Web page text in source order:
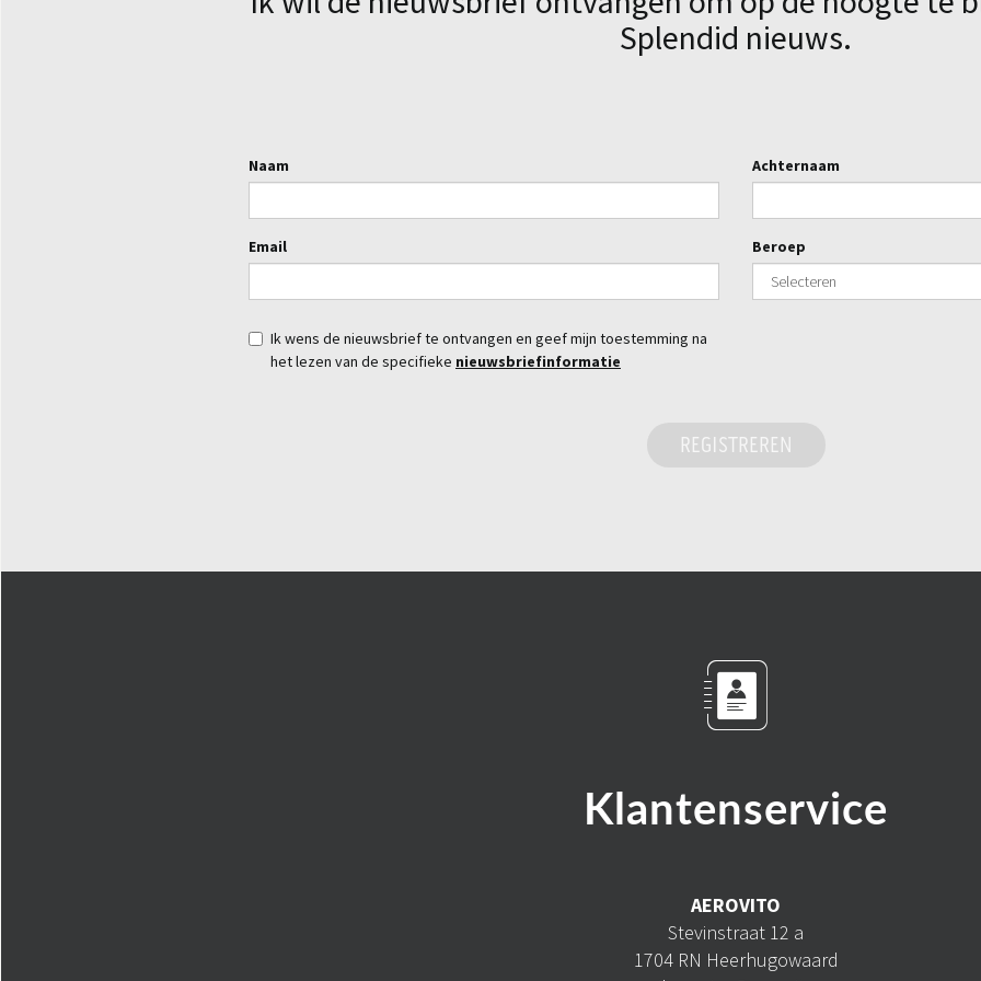
Splendid nieuws.
Naam Achternaam
Email Beroep
Ik wens de nieuwsbrief te ontvangen en geef mijn toestemming na
het lezen van de specifieke nieuwsbriefinformatie
REGISTREREN
Klantenservice
AEROVITO
Stevinstraat 12 a
1704 RN Heerhugowaard